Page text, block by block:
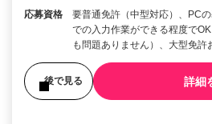
応募資格
要普通免許（中型対応）、PC
での入力作業ができる程度で
も問題ありません）、大型免許
後で見る 詳細